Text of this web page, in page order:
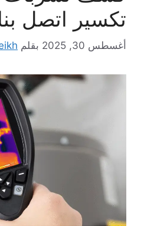
تكسير اتصل
أغسطس 30, 2025 بقلم